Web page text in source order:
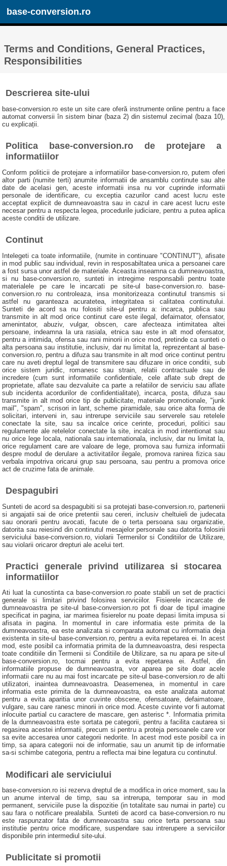
base-conversion.ro
Terms and Conditions, General Practices,
Responsibilities
Descrierea site-ului
base-conversion.ro este un site care oferă instrumente online pentru a face
automat conversii în sistem binar (baza 2) din sistemul zecimal (baza 10),
cu explicații.
Politica base-conversion.ro de protejare a
informatiilor
Conform politicii de protejare a informatiilor base-conversion.ro, putem oferi
altor parti (numite terti) anumite informatii de ansamblu continute sau alte
date de acelasi gen, aceste informatii insa nu vor cuprinde informatii
personale de identificare, cu exceptia cazurilor cand acest lucru este
acceptat explicit de dumneavoastra sau in cazul in care acest lucru este
necesar pentru a respecta legea, procedurile judiciare, pentru a putea aplica
aceste conditii de utilizare.
Continut
Intelegeti ca toate informatiile, (numite in continuare "CONTINUT"), afisate
in mod public sau individual, revin in resposabiltatea unica a persoanei care
a fost sursa unor astfel de materiale. Aceasta inseamna ca dumneavoastra,
si nu base-conversion.ro, sunteti in intregime responsabili pentru toate
materialele pe care le incarcati pe site-ul base-conversion.ro. base-
conversion.ro nu controleaza, insa monitorizeaza continutul transmis si
astfel nu garanteaza acuratetea, integritatea si calitatea continutului.
Sunteti de acord sa nu folositi site-ul pentru a: incarca, publica sau
transmite in alt mod orice continut care este ilegal, defaimator, ofensator,
amenintator, abuziv, vulgar, obscen, care afecteaza intimitatea altei
persoane, indeamna la ura rasiala, etnica sau este in alt mod ofensator,
pentru a intimida, ofensa sau rani minorii in orice mod, pretinde ca sunteti o
alta persoana sau institutie, inclusiv, dar nu limitat la, reprezentant al base-
conversion.ro, pentru a difuza sau transmite in alt mod orice continut pentru
care nu aveti dreptul legal de transmitere sau difuzare in orice conditii, sub
orice sistem juridic, romanesc sau strain, relatii contractuale sau de
incredere (cum sunt informatiile confidentiale, cele aflate sub drept de
proprietate, aflate sau dezvaluite ca parte a relatiilor de serviciu sau aflate
sub incidenta acordurilor de confidentialitate), incarca, posta, difuza sau
transmite in alt mod orice tip de publicitate, materiale promotionale, "junk
mail", "spam", scrisori in lant, scheme piramidale, sau orice alta forma de
solicitari, interveni in, sau intrerupe serviciile sau serverele sau retelele
conectate la site, sau sa incalce orice cerinte, proceduri, politici sau
regulamente ale retelelor conectate la site, incalca in mod intentionat sau
nu orice lege locala, nationala sau internationala, inclusiv, dar nu limitat la,
orice regulament care are valoare de lege, promova sau furniza informatii
despre modul de derulare a activitatilor ilegale, promova ranirea fizica sau
verbala impotriva oricarui grup sau persoana, sau pentru a promova orice
act de cruzime fata de animale.
Despagubiri
Sunteti de acord sa despagubiti si sa protejati base-conversion.ro, partenerii
si angajatii sai de orice pretentii sau cereri, inclusiv cheltuieli de judecata
sau onorarii pentru avocati, facute de o terta persoana sau organizatie,
datorita sau reiesind din continutul mesajelor personale sau datorita folosirii
serviciului base-conversion.ro, violarii Termenilor si Conditiilor de Utilizare,
sau violarii oricaror drepturi ale acelui tert.
Practici generale privind utilizarea si stocarea
informatiilor
Ati luat la cunostinta ca base-conversion.ro poate stabili un set de practici
generale si limitari privind folosirea serviciilor. Fisierele incarcate de
dumneavoastra pe site-ul base-conversion.ro pot fi doar de tipul imagine
specificat in pagina, iar marimea fisierelor nu poate depasi limita impusa si
afisata in pagina. In momentul in care informatia este primita de la
dumneavoastra, ea este analizata si comparata automat cu informatia deja
existenta in site-ul base-conversion.ro, pentru a evita repetarea ei. In acest
mod, este posibil ca informatia primita de la dumneavoastra, desi respecta
toate conditiile din Termenii si Conditiile de Utilizare, sa nu apara pe site-ul
base-conversion.ro, tocmai pentru a evita repetarea ei. Astfel, din
informatiile propuse de dumneavoastra, vor aparea pe site doar acele
informatii care nu au mai fost incarcate pe site-ul base-conversion.ro de alti
utilizatori, inaintea dumneavoastra. Deasemenea, in momentul in care
informatia este primita de la dumneavoastra, ea este analizata automat
pentru a evita aparitia unor cuvinte obscene, ofensatoare, defaimatoare,
vulgare, sau care ranesc minorii in orice mod. Aceste cuvinte vor fi automat
inlocuite partial cu caractere de mascare, gen asterisc *. Informatia primita
de la dumneavoastra este sortata pe categorii, pentru a facilita cautarea si
regasirea acestei informatii, precum si pentru a proteja persoanele care vor
sa evite accesarea unor categorii nedorite. In acest mod este posibil ca in
timp, sa apara categorii noi de informatie, sau un anumit tip de informatie
sa-si schimbe categoria, pentru a reflecta mai bine legatura cu continutul.
Modificari ale serviciului
base-conversion.ro isi rezerva dreptul de a modifica in orice moment, sau la
un anume interval de timp, sau sa intrerupa, temporar sau in mod
permanent, serviciile puse la dispozitie (in totalitate sau numai in parte) cu
sau fara o notificare prealabila. Sunteti de acord ca base-conversion.ro nu
este raspunzator fata de dumneavoastra sau orice terta persoana sau
institutie pentru orice modificare, suspendare sau intrerupere a serviciilor
disponibile prin intermediul site-ului.
Publicitate si promotii